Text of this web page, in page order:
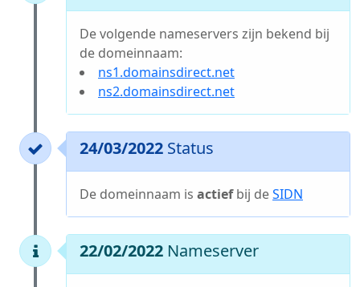
De volgende nameservers zijn bekend bij
de domeinnaam:
ns1.domainsdirect.net
ns2.domainsdirect.net
24/03/2022 Status
De domeinnaam is actiefbij deSIDN
22/02/2022 Nameserver